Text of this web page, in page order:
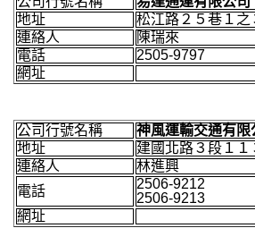
地址
松江路２５巷１之
連絡人
陳瑞來
電話
2505-9797
網址
公司行號名稱
神風運輸交通有限
地址
建國北路３段１
連絡人
林進興
電話
2506-9212
2506-9213
網址